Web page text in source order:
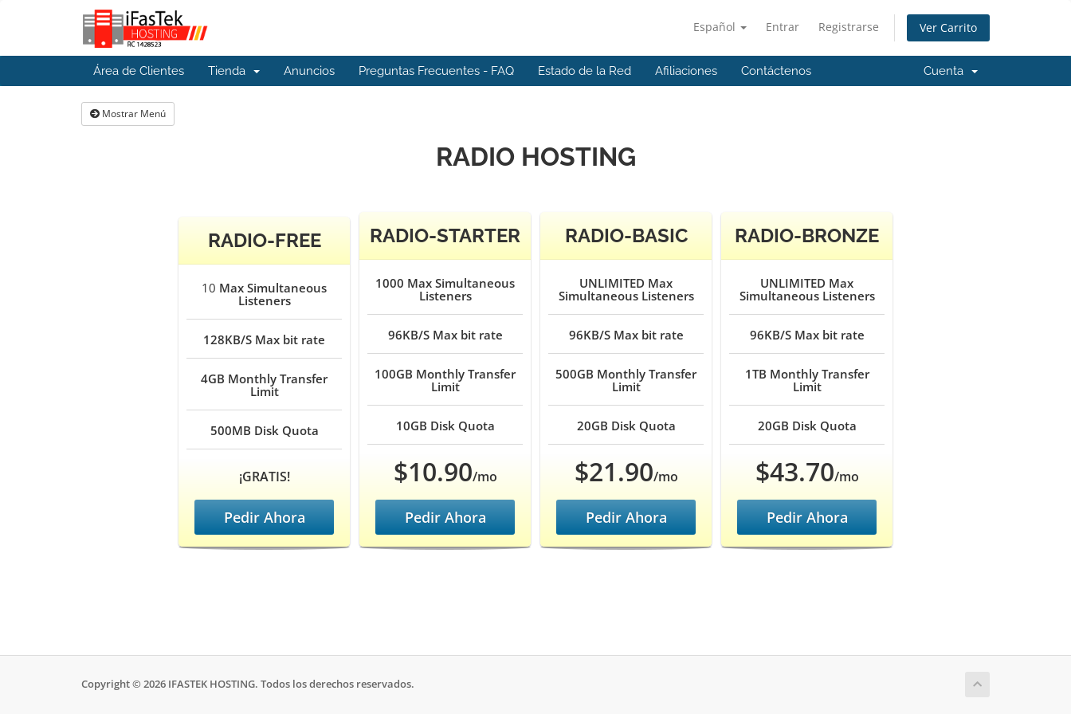
Español Entrar Registrarse Ver Carrito
Área de Clientes Tienda Anuncios Preguntas Frecuentes - FAQ Estado de la Red Afiliaciones Contáctenos Cuenta
Mostrar Menú
RADIO HOSTING
RADIO-FREE
10 Max Simultaneous
Listeners
128KB/S Max bit rate
4GB Monthly Transfer
Limit
500MB Disk Quota
¡GRATIS!
Pedir Ahora
RADIO-STARTER
1000 Max Simultaneous
Listeners
96KB/S Max bit rate
100GB Monthly Transfer
Limit
10GB Disk Quota
$10.90/mo
Pedir Ahora
RADIO-BASIC
UNLIMITED Max
Simultaneous Listeners
96KB/S Max bit rate
500GB Monthly Transfer
Limit
20GB Disk Quota
$21.90/mo
Pedir Ahora
RADIO-BRONZE
UNLIMITED Max
Simultaneous Listeners
96KB/S Max bit rate
1TB Monthly Transfer
Limit
20GB Disk Quota
$43.70/mo
Pedir Ahora
Copyright © 2026 IFASTEK HOSTING. Todos los derechos reservados.